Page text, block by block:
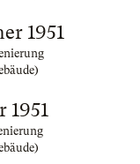
1951
1951